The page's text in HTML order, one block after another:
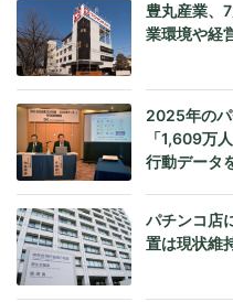
豊丸産業、
業環境や経
2025年の
「1,609万
行動データ
パチンコ店
置は現状維